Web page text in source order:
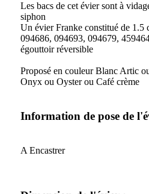
Les bacs de cet évier sont à
siphon
Un évier Franke constitué de 1.5
094686, 094693, 094679,
égouttoir réversible
Proposé en couleur Blanc Artic
Onyx ou Oyster ou Café crème
Information de pose de
A Encastrer